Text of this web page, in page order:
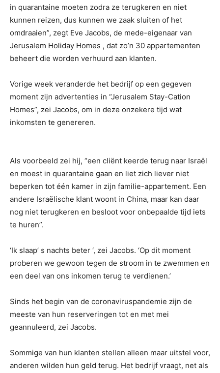
in quarantaine moeten zodra ze terugkeren en niet
kunnen reizen, dus kunnen we zaak sluiten of het
omdraaien”, zegt Eve Jacobs, de mede-eigenaar van
Jerusalem Holiday Homes , dat zo’n 30 appartementen
beheert die worden verhuurd aan klanten.
Vorige week veranderde het bedrijf op een gegeven
moment zijn advertenties in “Jerusalem Stay-Cation
Homes”, zei Jacobs, om in deze onzekere tijd wat
inkomsten te genereren.
Als voorbeeld zei hij, “een cliënt keerde terug naar Israël
en moest in quarantaine gaan en liet zich liever niet
beperken tot één kamer in zijn familie-appartement. Een
andere Israëlische klant woont in China, maar kan daar
nog niet terugkeren en besloot voor onbepaalde tijd iets
te huren”.
‘Ik slaap’ s nachts beter ‘, zei Jacobs. ‘Op dit moment
proberen we gewoon tegen de stroom in te zwemmen en
een deel van ons inkomen terug te verdienen.’
Sinds het begin van de coronaviruspandemie zijn de
meeste van hun reserveringen tot en met mei
geannuleerd, zei Jacobs.
Sommige van hun klanten stellen alleen maar uitstel voor,
anderen wilden hun geld terug. Het bedrijf vraagt, net als